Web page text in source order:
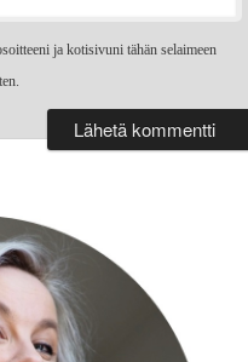
ja kotisivuni tähän selaimeen